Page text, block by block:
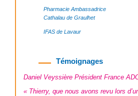
Pharmacie Ambassadrice
Cathalau de Graulhet
IFAS de Lavaur
Témoignages
Daniel Veyssière Président France
« Thierry, que nous avons revu lors